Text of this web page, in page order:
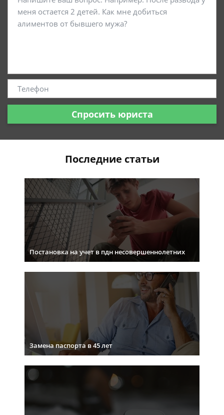
Спросить юриста
Последние статьи
Постановка на учет в пдн несовершеннолетних
Замена паспорта в 45 лет